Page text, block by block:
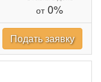
от0%
Подать заявку